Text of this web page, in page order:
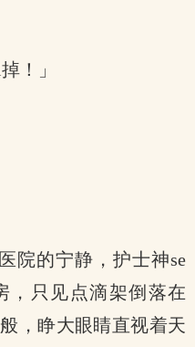
！」
院的宁静，护士神se
，只见点滴架倒落在
，睁大眼睛直视着天